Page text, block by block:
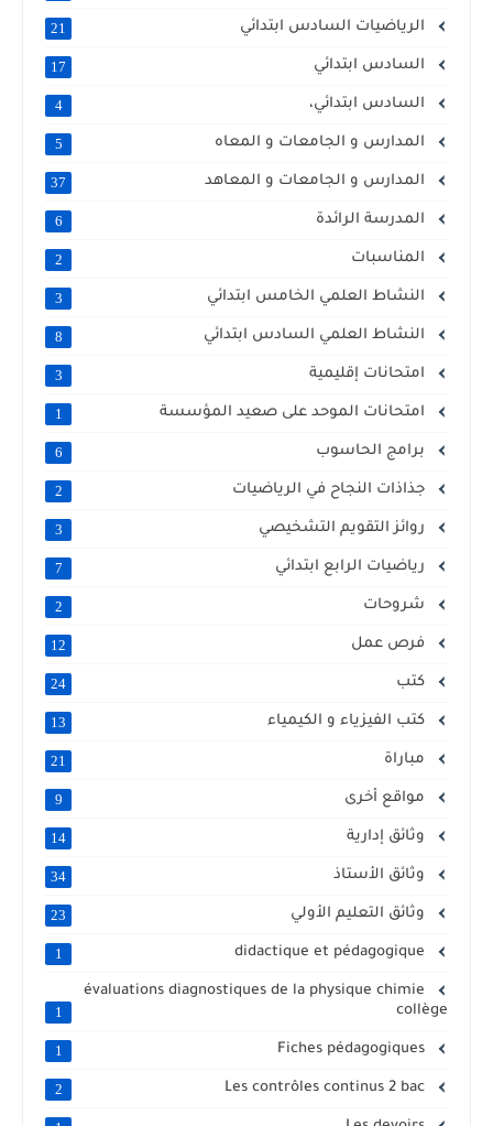
الرياضيات السادس ابتدائي 21
السادس ابتدائي 17
السادس ابتدائي، 4
المدارس و الجامعات و المعاه 5
المدارس و الجامعات و المعاهد 37
المدرسة الرائدة 6
المناسبات 2
النشاط العلمي الخامس ابتدائي 3
النشاط العلمي السادس ابتدائي 8
امتحانات إقليمية 3
امتحانات الموحد على صعيد المؤسسة 1
برامج الحاسوب 6
جذاذات النجاح في الرياضيات 2
روائز التقويم التشخيصي 3
رياضيات الرابع ابتدائي 7
شروحات 2
فرص عمل 12
كتب 24
كتب الفيزياء و الكيمياء 13
مباراة 21
مواقع أخرى 9
وثائق إدارية 14
وثائق الأستاذ 34
وثائق التعليم الأولي 23
1
évaluations diagnostiques de la physique chimie
collège
1
Fiches pédagogiques
1
Les contrôles continus 2 bac
2